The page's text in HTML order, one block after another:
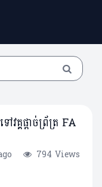
គផ្តាច់ព្រ័ត្រ FA
794 Views